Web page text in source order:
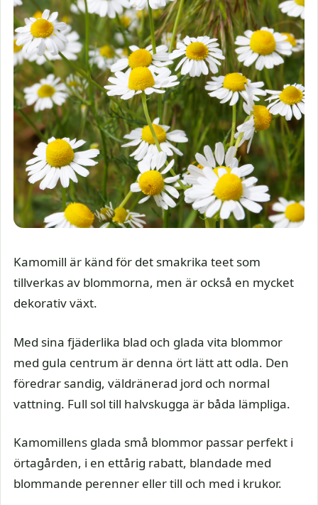
Kamomill är känd för det smakrika teet som
tillverkas av blommorna, men är också en mycket
dekorativ växt.
Med sina fjäderlika blad och glada vita blommor
med gula centrum är denna ört lätt att odla. Den
föredrar sandig, väldränerad jord och normal
vattning. Full sol till halvskugga är båda lämpliga.
Kamomillens glada små blommor passar perfekt i
örtagården, i en ettårig rabatt, blandade med
blommande perenner eller till och med i krukor.